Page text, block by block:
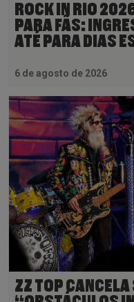
ROCK IN RIO
PARA FÃS:
ATÉ PARA DIAS
6 de agosto de 2026
ZZ TOP